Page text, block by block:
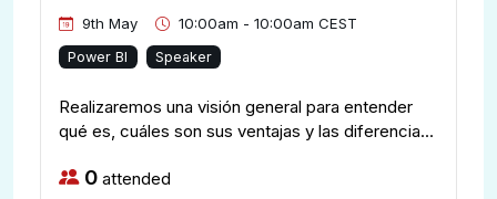
9th May 10:00am - 10:00am CEST
Power BI Speaker
Realizaremos una visión general para entender
qué es, cuáles son sus ventajas y las diferencia...
0 attended